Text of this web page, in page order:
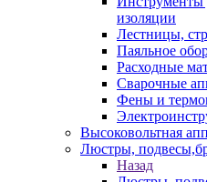
изоляции
Лестницы,
Паяльное
Расходные
Сварочные
Фены и
Высоковольтная
Люстры,
Назад